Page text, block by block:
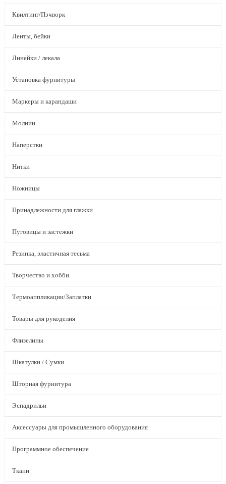
Квилтинг/Пэчворк
Ленты, бейки
Линейки / лекала
Установка фурнитуры
Маркеры и карандаши
Молнии
Наперстки
Нитки
Ножницы
Принадлежности для глажки
Пуговицы и застежки
Резинка, эластичная тесьма
Творчество и хобби
Термоаппликации/Заплатки
Товары для рукоделия
Флизелины
Шкатулки / Сумки
Шторная фурнитура
Эспадрильи
Аксессуары для промышленного оборудования
Программное обеспечение
Ткани